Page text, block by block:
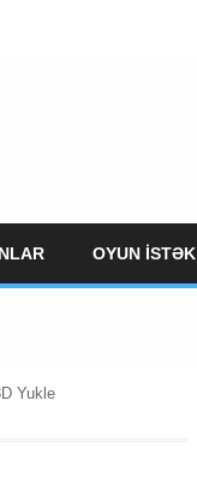
OYUN İSTƏK
Yukle